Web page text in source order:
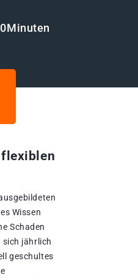
Wissen
Schaden
sich jährlich
geschultes